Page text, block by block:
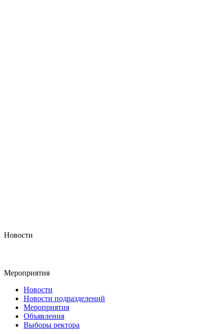
Новости
Мероприятия
Новости
Новости подразделений
Мероприятия
Объявления
Выборы ректора